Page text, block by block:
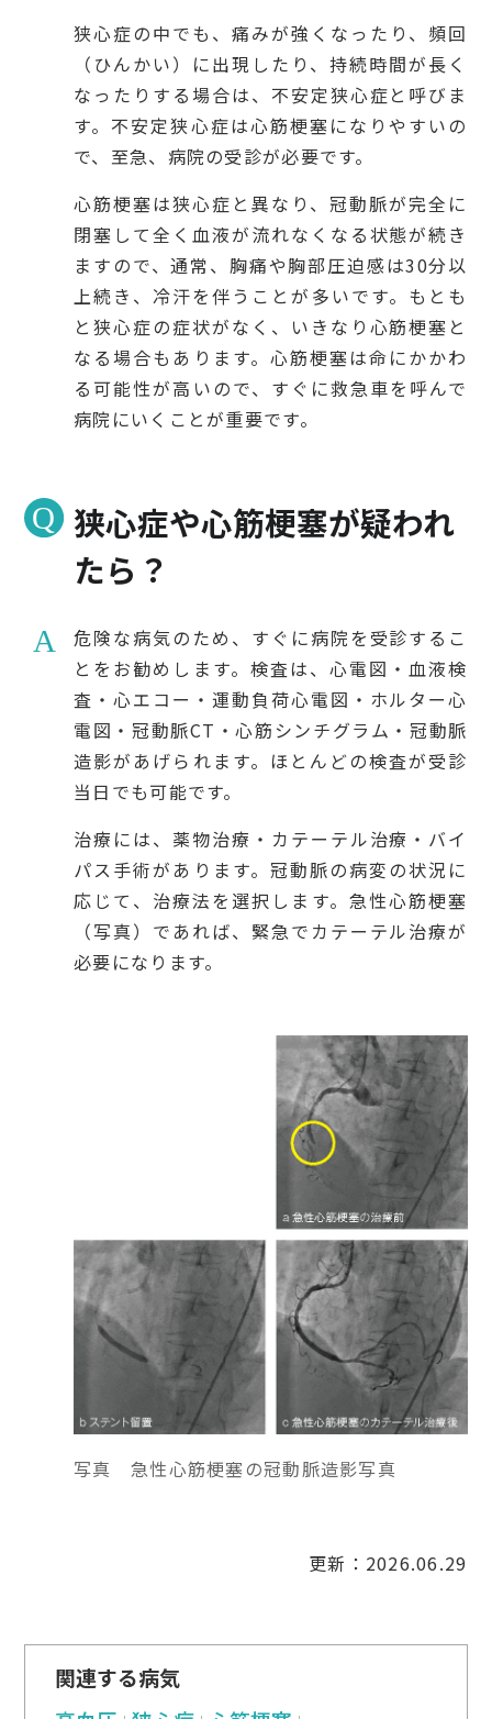
狭心症の中でも、痛みが強くなったり、頻回
（ひんかい）に出現したり、持続時間が長く
なったりする場合は、不安定狭心症と呼びま
す。不安定狭心症は心筋梗塞になりやすいの
で、至急、病院の受診が必要です。
心筋梗塞は狭心症と異なり、冠動脈が完全に
閉塞して全く血液が流れなくなる状態が続き
ますので、通常、胸痛や胸部圧迫感は30分以
上続き、冷汗を伴うことが多いです。もとも
と狭心症の症状がなく、いきなり心筋梗塞と
なる場合もあります。心筋梗塞は命にかかわ
る可能性が高いので、すぐに救急車を呼んで
病院にいくことが重要です。
狭心症や心筋梗塞が疑われ
たら？
危険な病気のため、すぐに病院を受診するこ
とをお勧めします。検査は、心電図・血液検
査・心エコー・運動負荷心電図・ホルター心
電図・冠動脈CT・心筋シンチグラム・冠動脈
造影があげられます。ほとんどの検査が受診
当日でも可能です。
治療には、薬物治療・カテーテル治療・バイ
パス手術があります。冠動脈の病変の状況に
応じて、治療法を選択します。急性心筋梗塞
（写真）であれば、緊急でカテーテル治療が
必要になります。
写真 急性心筋梗塞の冠動脈造影写真
更新：2026.06.29
関連する病気